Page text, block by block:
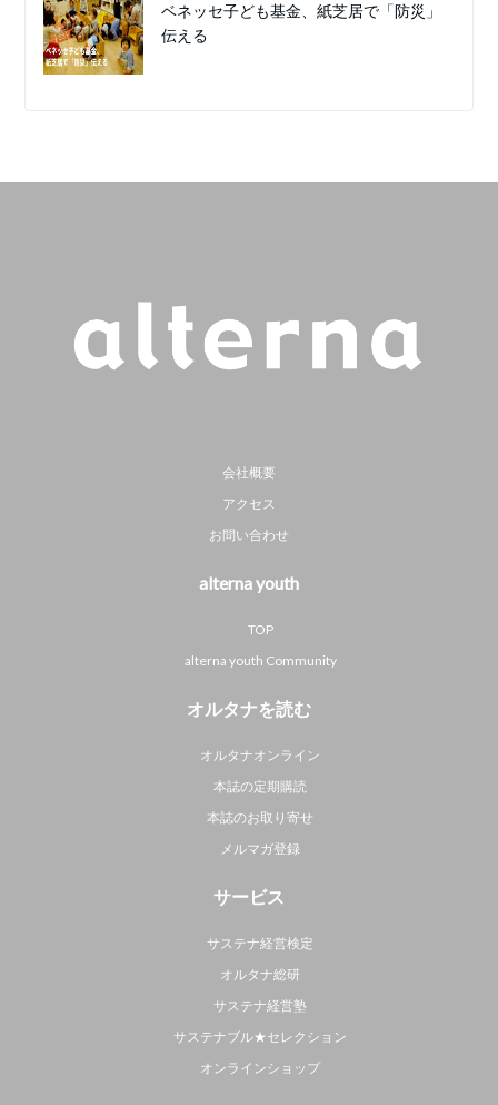
ベネッセ子ども基金、紙芝居で「防災」
伝える
会社概要
アクセス
お問い合わせ
alterna youth
TOP
alterna youth Community
オルタナを読む
オルタナオンライン
本誌の定期購読
本誌のお取り寄せ
メルマガ登録
サービス
サステナ経営検定
オルタナ総研
サステナ経営塾
サステナブル★セレクション
オンラインショップ